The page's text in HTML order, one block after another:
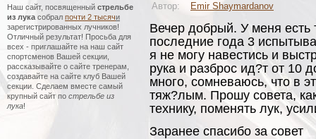
Наш сайт, посвященный стрельбе
из лука собрал почти 2 тысячи
зарегистрированных лучников!
Отличный результат! Просьба для
всех - приглашайте на наш сайт
спортсменов Вашей секции,
рассказывайте о сайте тренерам,
создавайте на сайте клуб Вашей
секции. Сделаем вместе самый
крупный сайт по стрельбе из
лука!
Автор:
Emir Shaymardanov
Вечер добрый. У меня есть
последние года 3
я не могу навестись и
рука и разброс ид?т от 10
много, сомневаюсь, что в
тяж?лым. Прошу совета,
технику, поменять лук,
Заранее спасибо за совет